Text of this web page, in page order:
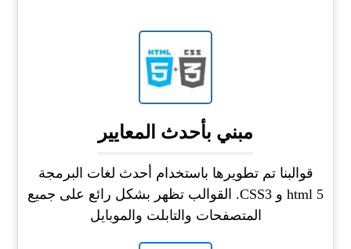
مبني بأحدث المعايير
قوالبنا تم تطويرها باستخدام أحدث لغات البرمجة
html 5 و CSS3. القوالب تظهر بشكل رائع على جميع
المتصفحات والتابلت والموبايل